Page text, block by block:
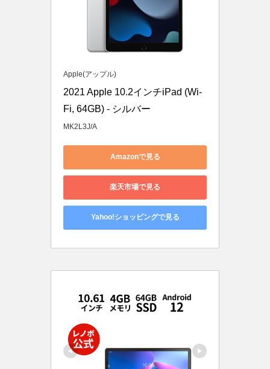
Apple(アップル)
2021 Apple 10.2インチiPad (Wi-
Fi, 64GB) - シルバー
MK2L3J/A
Amazonで見る
楽天市場で見る
Yahoo!ショッピングで見る